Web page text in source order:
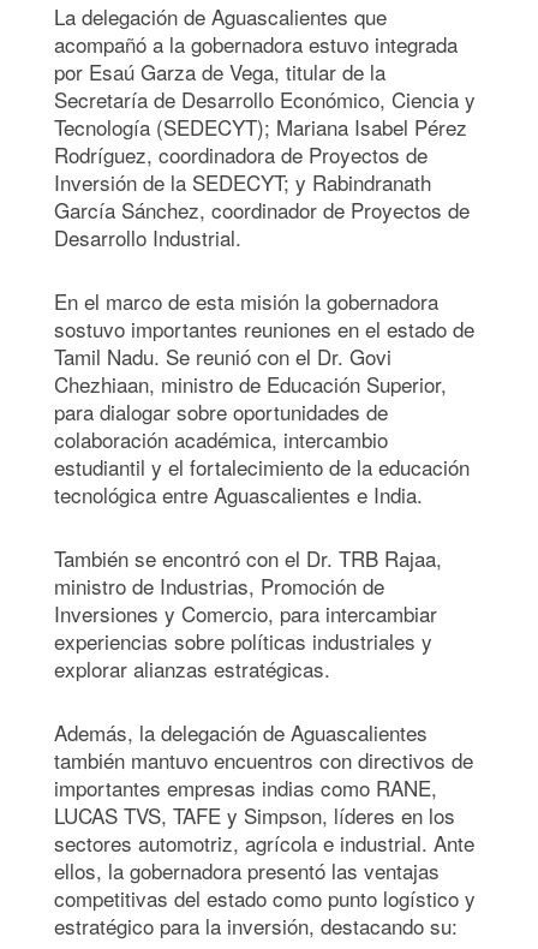
La delegación de Aguascalientes que
acompañó a la gobernadora estuvo integrada
por Esaú Garza de Vega, titular de la
Secretaría de Desarrollo Económico, Ciencia y
Tecnología (SEDECYT); Mariana Isabel Pérez
Rodríguez, coordinadora de Proyectos de
Inversión de la SEDECYT; y Rabindranath
García Sánchez, coordinador de Proyectos de
Desarrollo Industrial.
En el marco de esta misión la gobernadora
sostuvo importantes reuniones en el estado de
Tamil Nadu. Se reunió con el Dr. Govi
Chezhiaan, ministro de Educación Superior,
para dialogar sobre oportunidades de
colaboración académica, intercambio
estudiantil y el fortalecimiento de la educación
tecnológica entre Aguascalientes e India.
También se encontró con el Dr. TRB Rajaa,
ministro de Industrias, Promoción de
Inversiones y Comercio, para intercambiar
experiencias sobre políticas industriales y
explorar alianzas estratégicas.
Además, la delegación de Aguascalientes
también mantuvo encuentros con directivos de
importantes empresas indias como RANE,
LUCAS TVS, TAFE y Simpson, líderes en los
sectores automotriz, agrícola e industrial. Ante
ellos, la gobernadora presentó las ventajas
competitivas del estado como punto logístico y
estratégico para la inversión, destacando su: